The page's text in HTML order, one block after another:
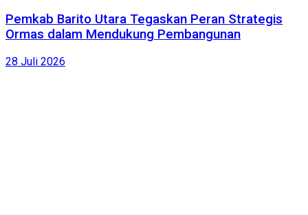
Pemkab Barito Utara Tegaskan Peran Strategis
Ormas dalam Mendukung Pembangunan
28 Juli 2026